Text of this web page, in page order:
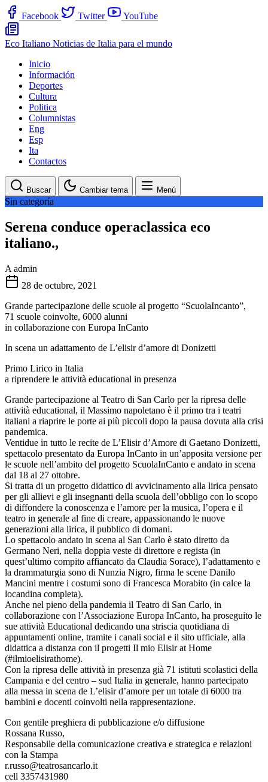
Facebook Twitter YouTube
Eco Italiano Noticias de Italia para el mundo
Inicio
Información
Deportes
Cultura
Politica
Columnistas
Eng
Esp
Ita
Contactos
Buscar Cambiar tema Menú
Sin categoría
Serena conduce operaclassica eco
italiano.,
A admin
28 de octubre, 2021
Grande partecipazione delle scuole al progetto “ScuolaIncanto”,
71 scuole coinvolte, 6000 alunni
in collaborazione con Europa InCanto
In scena un adattamento de L’elisir d’amore di Donizetti
Primo Lirico in Italia
a riprendere le attività educational in presenza
Grande partecipazione al Teatro di San Carlo per la ripresa delle
attività educational, il Massimo napoletano è il primo tra i teatri
italiani a riaprire le porte ai più piccoli dopo la pausa dovuta alla crisi
pandemica.
Ventidue in tutto le recite de L’Elisir d’Amore di Gaetano Donizetti,
spettacolo presentato da Europa InCanto in un’apposita versione per
le scuole nell’ambito del progetto ScuolaInCanto e andato in scena
dal 18 al 27 ottobre.
Si tratta di un progetto didattico di avvicinamento alla lirica pensato
per gli allievi e gli insegnanti della scuola dell’obbligo con lo scopo
di diffondere la conoscenza e l’amore per la musica, l’opera e il
teatro in generale al fine di creare, appassionando le nuove
generazioni alla lirica, il pubblico di domani.
Lo spettacolo andato in scena al San Carlo è stato diretto da
Germano Neri, nella doppia veste di direttore e regista (in
quest’ultimo compito affiancato da Claudia Sorace), l’adattamento e
la drammaturgia sono di Nunzia Nigro, firma le scene Danilo
Mancini mentre i costumi sono di Francesca Morabito (in calce la
locandina completa).
Anche nel pieno della pandemia il Teatro di San Carlo, in
collaborazione con l’Associazione Europa InCanto, ha proseguito le
sue attività Educational dedicando una striscia quotidiana di
appuntamenti online, tramite i canali social e il sito ufficiale, alla
didattica a distanza con il progetti Il mio Elisir at Home
(#ilmioelisirathome).
Con la ripresa delle attività in presenza già 71 istituti scolastici della
Campania e del centro – sud Italia in generale, hanno partecipato
alla messa in scena de L’elisir d’amore per un totale di 6000 tra
bambini e docenti coinvolti nella rappresentazione.
Con gentile preghiera di pubblicazione e/o diffusione
Rossana Russo,
Responsabile della comunicazione creativa e strategica e relazioni
con la Stampa
r.russo@teatrosancarlo.it
cell 3357431980